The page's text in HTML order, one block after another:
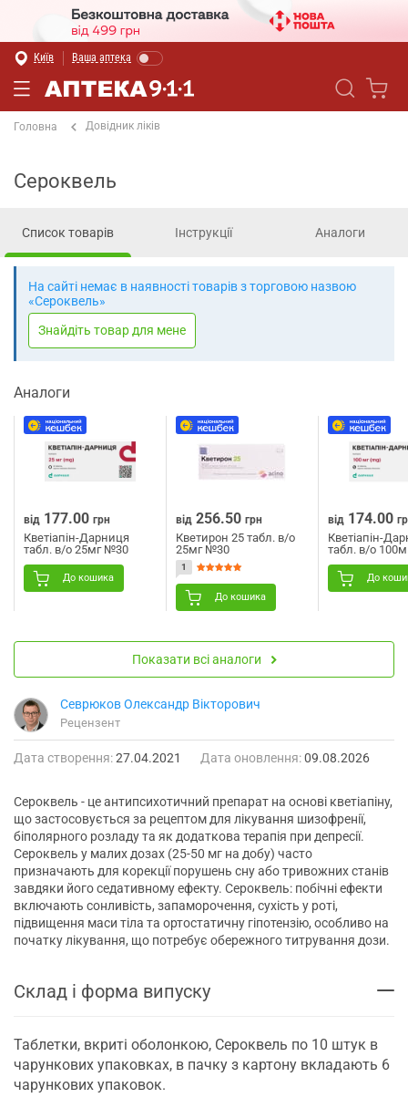
Київ Ваша аптека
Головна Довідник ліків
Сероквель
Список товарів Інструкції Аналоги
На сайті немає в наявності товарів з торговою назвою
«Сероквель»
Знайдіть товар для мене
Аналоги
від 177.00 грн
Кветіапін-Дарниця
табл. в/о 25мг №30
До кошика
від 256.50 грн
Кветирон 25 табл. в/о
25мг №30
1
До кошика
від 174.00
Кветіапін-
табл. в/о
До
Показати всі аналоги
Севрюков Олександр Вікторович
Рецензент
Дата створення:27.04.2021 Дата оновлення:09.08.2026
Сероквель - це антипсихотичний препарат на основі кветіапіну,
що застосовується за рецептом для лікування шизофренії,
біполярного розладу та як додаткова терапія при депресії.
Сероквель у малих дозах (25-50 мг на добу) часто
призначають для корекції порушень сну або тривожних станів
завдяки його седативному ефекту. Сероквель: побічні ефекти
включають сонливість, запаморочення, сухість у роті,
підвищення маси тіла та ортостатичну гіпотензію, особливо на
початку лікування, що потребує обережного титрування дози.
Склад і форма випуску
Таблетки, вкриті оболонкою, Сероквель по 10 штук в
чарункових упаковках, в пачку з картону вкладають 6
чарункових упаковок.